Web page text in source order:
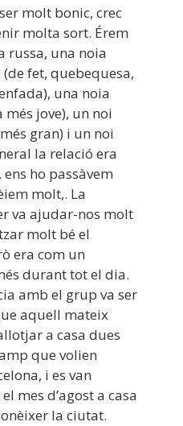
molt bonic, crec
molta sort. Érem
russa, una noia
fet, quebequesa,
una noia
més jove), un noi
gran) i un noi
la relació era
ho passàvem
molt,. La
va ajudar-nos molt
molt bé el
era com un
durant tot el dia.
amb el grup va ser
aquell mateix
a casa dues
que volien
i es van
mes d’agost a casa
la ciutat.